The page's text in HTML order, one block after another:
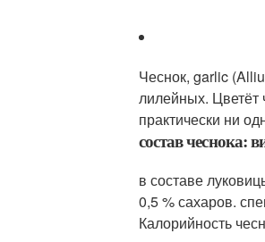
Чеснок, garlic
лилейных. Цветёт
практически ни
состав чеснока:
в составе
0,5 % сахаров.
Калорийность